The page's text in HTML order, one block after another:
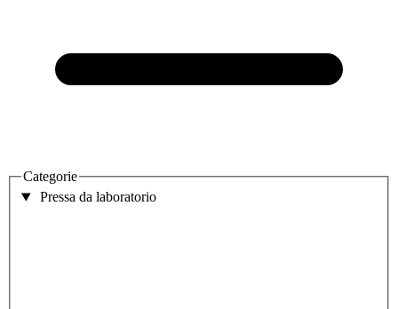
Categorie
Pressa da laboratorio